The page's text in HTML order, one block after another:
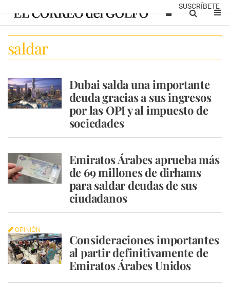
SUSCRÍBETE
saldar
Dubai salda una importante
deuda gracias a sus ingresos
por las OPI y al impuesto de
sociedades
Emiratos Árabes aprueba más
de 69 millones de dirhams
para saldar deudas de sus
ciudadanos
OPINIÓN
Consideraciones importantes
al partir definitivamente de
Emiratos Árabes Unidos